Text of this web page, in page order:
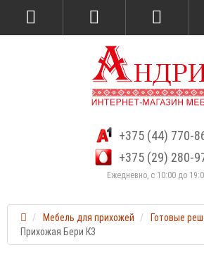
+375 (44) 770-
+375 (29) 280-
Ежедневно, с 10:00 до
Мебель для прихожей
Готовые
Прихожая Бери К3